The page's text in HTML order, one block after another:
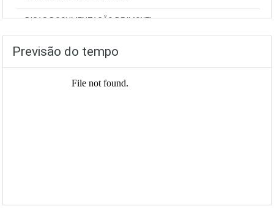
DICAS DOCUMENTAÇÃO DE IMOVEL
Previsão do tempo